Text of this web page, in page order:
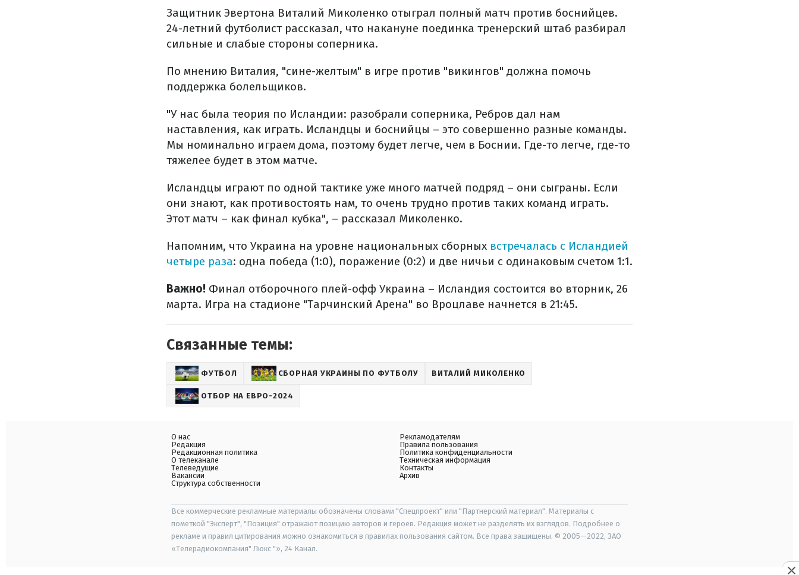
Защитник Эвертона Виталий Миколенко отыграл полный матч против боснийцев.
24-летний футболист рассказал, что накануне поединка тренерский штаб разбирал
сильные и слабые стороны соперника.
По мнению Виталия, "сине-желтым" в игре против "викингов" должна помочь
поддержка болельщиков.
"У нас была теория по Исландии: разобрали соперника, Ребров дал нам
наставления, как играть. Исландцы и боснийцы – это совершенно разные команды.
Мы номинально играем дома, поэтому будет легче, чем в Боснии. Где-то легче, где-то
тяжелее будет в этом матче.
Исландцы играют по одной тактике уже много матчей подряд – они сыграны. Если
они знают, как противостоять нам, то очень трудно против таких команд играть.
Этот матч – как финал кубка", – рассказал Миколенко.
Напомним, что Украина на уровне национальных сборных встречалась с Исландией
четыре раза: одна победа (1:0), поражение (0:2) и две ничьи с одинаковым счетом 1:1.
Важно! Финал отборочного плей-офф Украина – Исландия состоится во вторник, 26
марта. Игра на стадионе "Тарчинский Арена" во Вроцлаве начнется в 21:45.
Связанные темы:
ФУТБОЛ СБОРНАЯ УКРАИНЫ ПО ФУТБОЛУ ВИТАЛИЙ МИКОЛЕНКО
ОТБОР НА ЕВРО-2024
О нас
Редакция
Редакционная политика
О телеканале
Телеведущие
Вакансии
Структура собственности
Рекламодателям
Правила пользования
Политика конфиденциальности
Техническая информация
Контакты
Архив
Все коммерческие рекламные материалы обозначены словами "Спецпроект" или "Партнерский материал". Материалы с
пометкой "Эксперт", "Позиция" отражают позицию авторов и героев. Редакция может не разделять их взглядов. Подробнее о
рекламе и правил цитирования можно ознакомиться в правилах пользования сайтом. Все права защищены. © 2005—2022, ЗАО
«Телерадиокомпания" Люкс "», 24 Канал.